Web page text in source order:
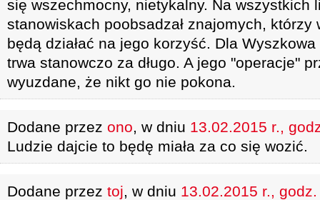
się wszechmocny, nietykalny. Na wszystkich
stanowiskach poobsadzał znajomych,
będą działać na jego korzyść. Dla
trwa stanowczo za długo. A jego "operacje"
wyuzdane, że nikt go nie pokona.
Dodane przez ono, w dniu 13.02.2015 r.,
Ludzie dajcie to będę miała za co się wozić.
Dodane przez toj, w dniu 13.02.2015 r.,